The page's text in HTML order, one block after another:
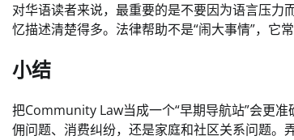
对华语读者来说，最重要的是不要因为语言压
忆描述清楚得多。法律帮助不是“闹大事情”，它
小结
把Community Law当成一个“早期导航站”会更
佣问题、消费纠纷，还是家庭和社区关系问题。